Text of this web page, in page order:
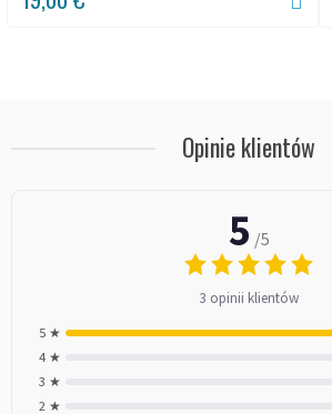
Opinie klientów
5 /5
3 opinii klientów
5 ★
4 ★
3 ★
2 ★